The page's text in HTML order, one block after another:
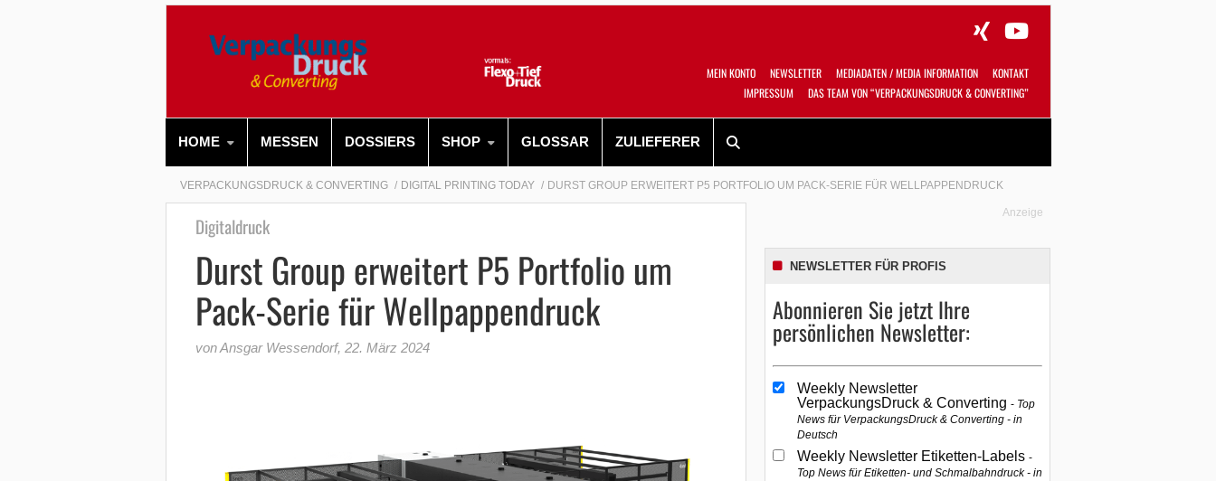
MEIN KONTO NEWSLETTER MEDIADATEN / MEDIA INFORMATION
KONTAKT
IMPRESSUM
DAS TEAM VON “VERPACKUNGSDRUCK & CONVERTING”
HOME MESSEN DOSSIERS SHOP GLOSSAR ZULIEFERER
VERPACKUNGSDRUCK & CONVERTING DIGITAL PRINTING TODAY DURST GROUP ERWEITERT P5 PORTFOLIO UM PACK-SERIE FÜR WELLPAPPENDRUCK
Digitaldruck
Durst Group erweitert P5 Portfolio um
Pack-Serie für Wellpappendruck
von Ansgar Wessendorf, 22. März 2024
Anzeige
NEWSLETTER FÜR PROFIS
Abonnieren Sie jetzt Ihre
persönlichen Newsletter:
Weekly Newsletter
VerpackungsDruck & Converting Top
News für VerpackungsDruck & Converting - in
Deutsch
Weekly Newsletter Etiketten-Labels
Top News für Etiketten- und Schmalbahndruck - in